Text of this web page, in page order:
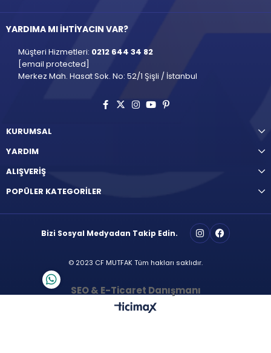
YARDIMA MI İHTİYACIN VAR?
Müşteri Hizmetleri: 0212 644 34 82
[email protected]
Merkez Mah. Hasat Sok. No: 52/1 Şişli / İstanbul
KURUMSAL
YARDIM
ALIŞVERİŞ
POPÜLER KATEGORİLER
Bizi Sosyal Medyadan Takip Edin.
© 2023 CF MUTFAK Tüm hakları saklıdır.
SEO & E-Ticaret Danışmanı